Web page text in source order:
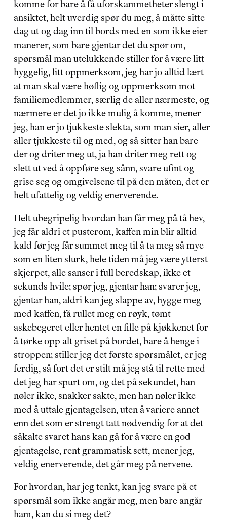
komme for bare å få uforskammetheter slengt i
ansiktet, helt uverdig spør du meg, å måtte sitte
dag ut og dag inn til bords med en som ikke eier
manerer, som bare gjentar det du spør om,
spørsmål man utelukkende stiller for å være litt
hyggelig, litt oppmerksom, jeg har jo alltid lært
at man skal være høflig og oppmerksom mot
familiemedlemmer, særlig de aller nærmeste, og
nærmere er det jo ikke mulig å komme, mener
jeg, han er jo tjukkeste slekta, som man sier, aller
aller tjukkeste til og med, og så sitter han bare
der og driter meg ut, ja han driter meg rett og
slett ut ved å oppføre seg sånn, svare ufint og
grise seg og omgivelsene til på den måten, det er
helt ufattelig og veldig enerverende.
Helt ubegripelig hvordan han får meg på tå hev,
jeg får aldri et pusterom, kaffen min blir alltid
kald før jeg får summet meg til å ta meg så mye
som en liten slurk, hele tiden må jeg være ytterst
skjerpet, alle sanser i full beredskap, ikke et
sekunds hvile; spør jeg, gjentar han; svarer jeg,
gjentar han, aldri kan jeg slappe av, hygge meg
med kaffen, få rullet meg en røyk, tømt
askebegeret eller hentet en fille på kjøkkenet for
å tørke opp alt griset på bordet, bare å henge i
stroppen; stiller jeg det første spørsmålet, er jeg
ferdig, så fort det er stilt må jeg stå til rette med
det jeg har spurt om, og det på sekundet, han
nøler ikke, snakker sakte, men han nøler ikke
med å uttale gjentagelsen, uten å variere annet
enn det som er strengt tatt nødvendig for at det
såkalte svaret hans kan gå for å være en god
gjentagelse, rent grammatisk sett, mener jeg,
veldig enerverende, det går meg på nervene.
For hvordan, har jeg tenkt, kan jeg svare på et
spørsmål som ikke angår meg, men bare angår
ham, kan du si meg det?